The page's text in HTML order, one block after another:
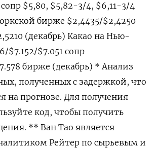
$5,80, $5,82-3/4, $6,11-3/4
бирже $2,4435/$2,4250
(декабрь) Какао на Нью-
$7.152/$7.051 сопр
бирже (декабрь) * Анализ
полученных с задержкой, что
на прогнозе. Для получения
код, чтобы получить
** Ван Тао является
Рейтер по сырьевым и